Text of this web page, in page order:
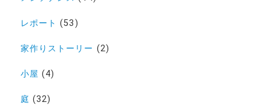
レポート (53)
家作りストーリー (2)
小屋 (4)
庭 (32)